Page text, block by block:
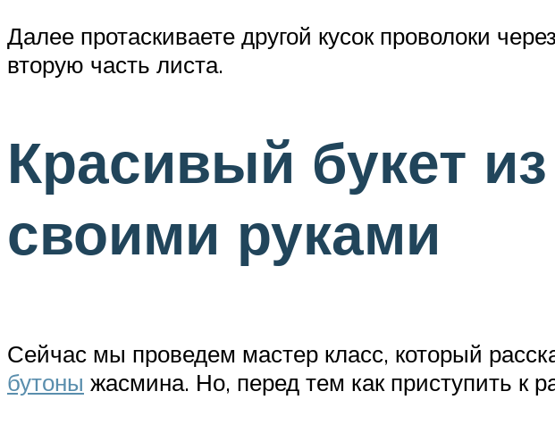
Далее протаскиваете другой кусок проволоки
вторую часть листа.
Красивый букет
своими руками
Сейчас мы проведем мастер класс, который
бутоны жасмина. Но, перед тем как приступить к